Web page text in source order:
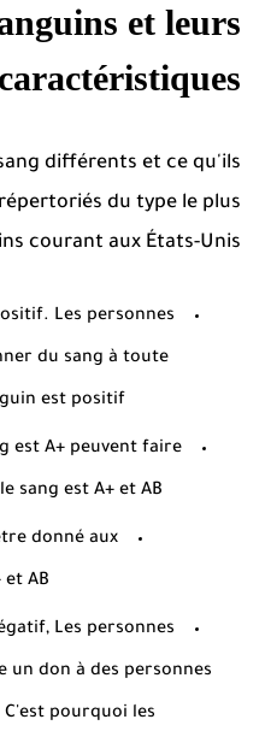
et leurs
caractéristiques
différents et ce qu'ils
du type le plus
courant aux États-Unis :
Les personnes
du sang à toute
est positif.
est A+ peuvent faire
est A+ et AB+.
donné aux
AB+.
Les personnes
un don à des personnes
C'est pourquoi les